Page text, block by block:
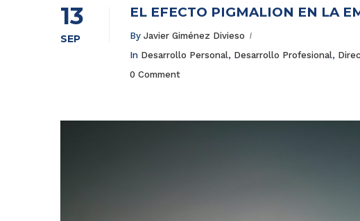
13
SEP
EL EFECTO PIGMALIÓN EN LA
By Javier Giménez Divieso
In Desarrollo Personal, Desarrollo Profesional,
0 Comment